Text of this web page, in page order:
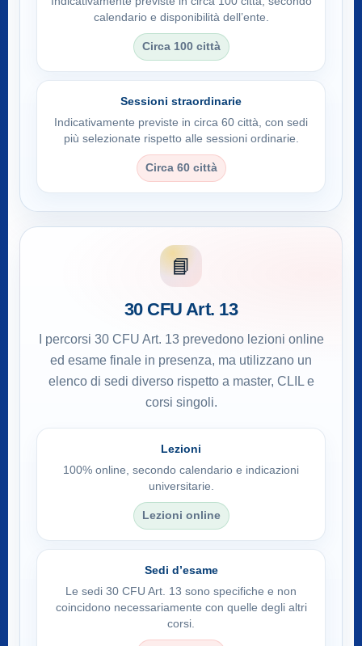
calendario e disponibilità dell’ente.
Circa 100 città
Sessioni straordinarie
Indicativamente previste in circa 60 città, con sedi
più selezionate rispetto alle sessioni ordinarie.
Circa 60 città
📘
30 CFU Art. 13
I percorsi 30 CFU Art. 13 prevedono lezioni online
ed esame finale in presenza, ma utilizzano un
elenco di sedi diverso rispetto a master, CLIL e
corsi singoli.
Lezioni
100% online, secondo calendario e indicazioni
universitarie.
Lezioni online
Sedi d’esame
Le sedi 30 CFU Art. 13 sono specifiche e non
coincidono necessariamente con quelle degli altri
corsi.